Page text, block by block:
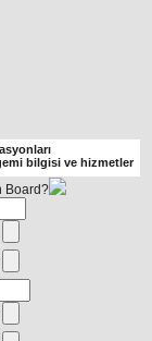
bilgisi ve hizmetler
Board?